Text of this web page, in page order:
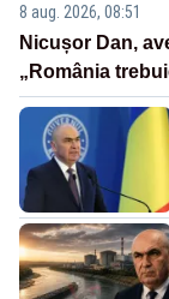
8 aug. 2026, 08:51
Nicușor Dan,
„România